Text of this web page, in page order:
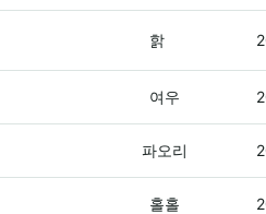
핡
여우
파오리
홀홀